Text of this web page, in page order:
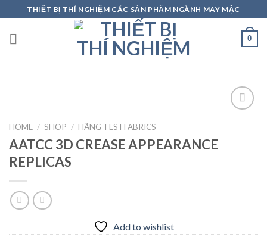
to
content
THIẾT BỊ THÍ NGHIỆM CÁC SẢN PHẨM NGÀNH MAY MẶC
0
HOME / SHOP / HÃNG TESTFABRICS
AATCC 3D CREASE APPEARANCE
REPLICAS
Add to wishlist